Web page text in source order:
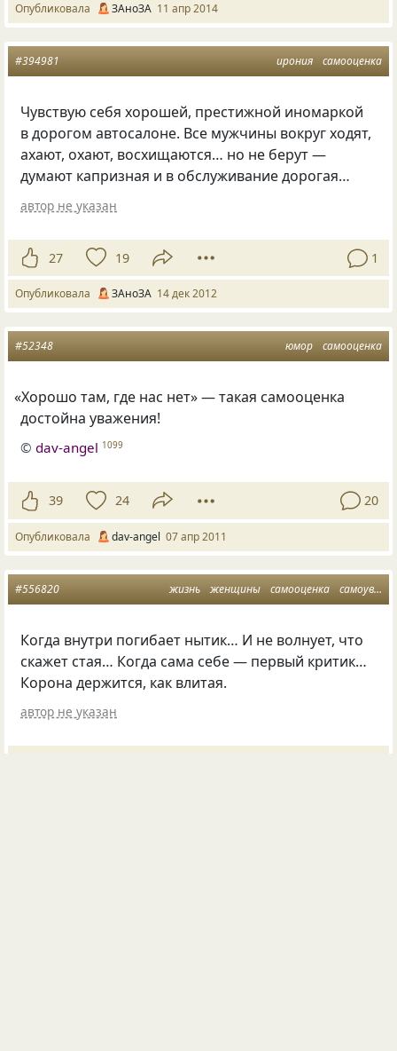
Опубликовала ЗАноЗА 11 апр 2014
ирония самооценка
#394981
Чувствую себя хорошей, престижной иномаркой
в дорогом автосалоне. Все мужчины вокруг ходят,
ахают, охают, восхищаются… но не берут —
думают капризная и в обслуживание дорогая…
автор не указан
27 19 1
Опубликовала ЗАноЗА 14 дек 2012
юмор самооценка
#52348
«Хорошо там, где нас нет» — такая самооценка
достойна уважения!
©dav-angel 1099
39 24 20
Опубликовала dav-angel 07 апр 2011
жизнь женщины самооценка самоуверенность
#556820
Когда внутри погибает нытик… И не волнует, что
скажет стая… Когда сама себе — первый критик…
Корона держится, как влитая.
автор не указан